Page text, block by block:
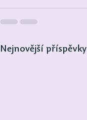
Nejnovější příspěvky